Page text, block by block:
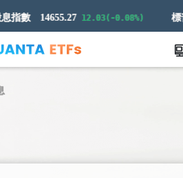
14655.27 12.03(-0.08%)